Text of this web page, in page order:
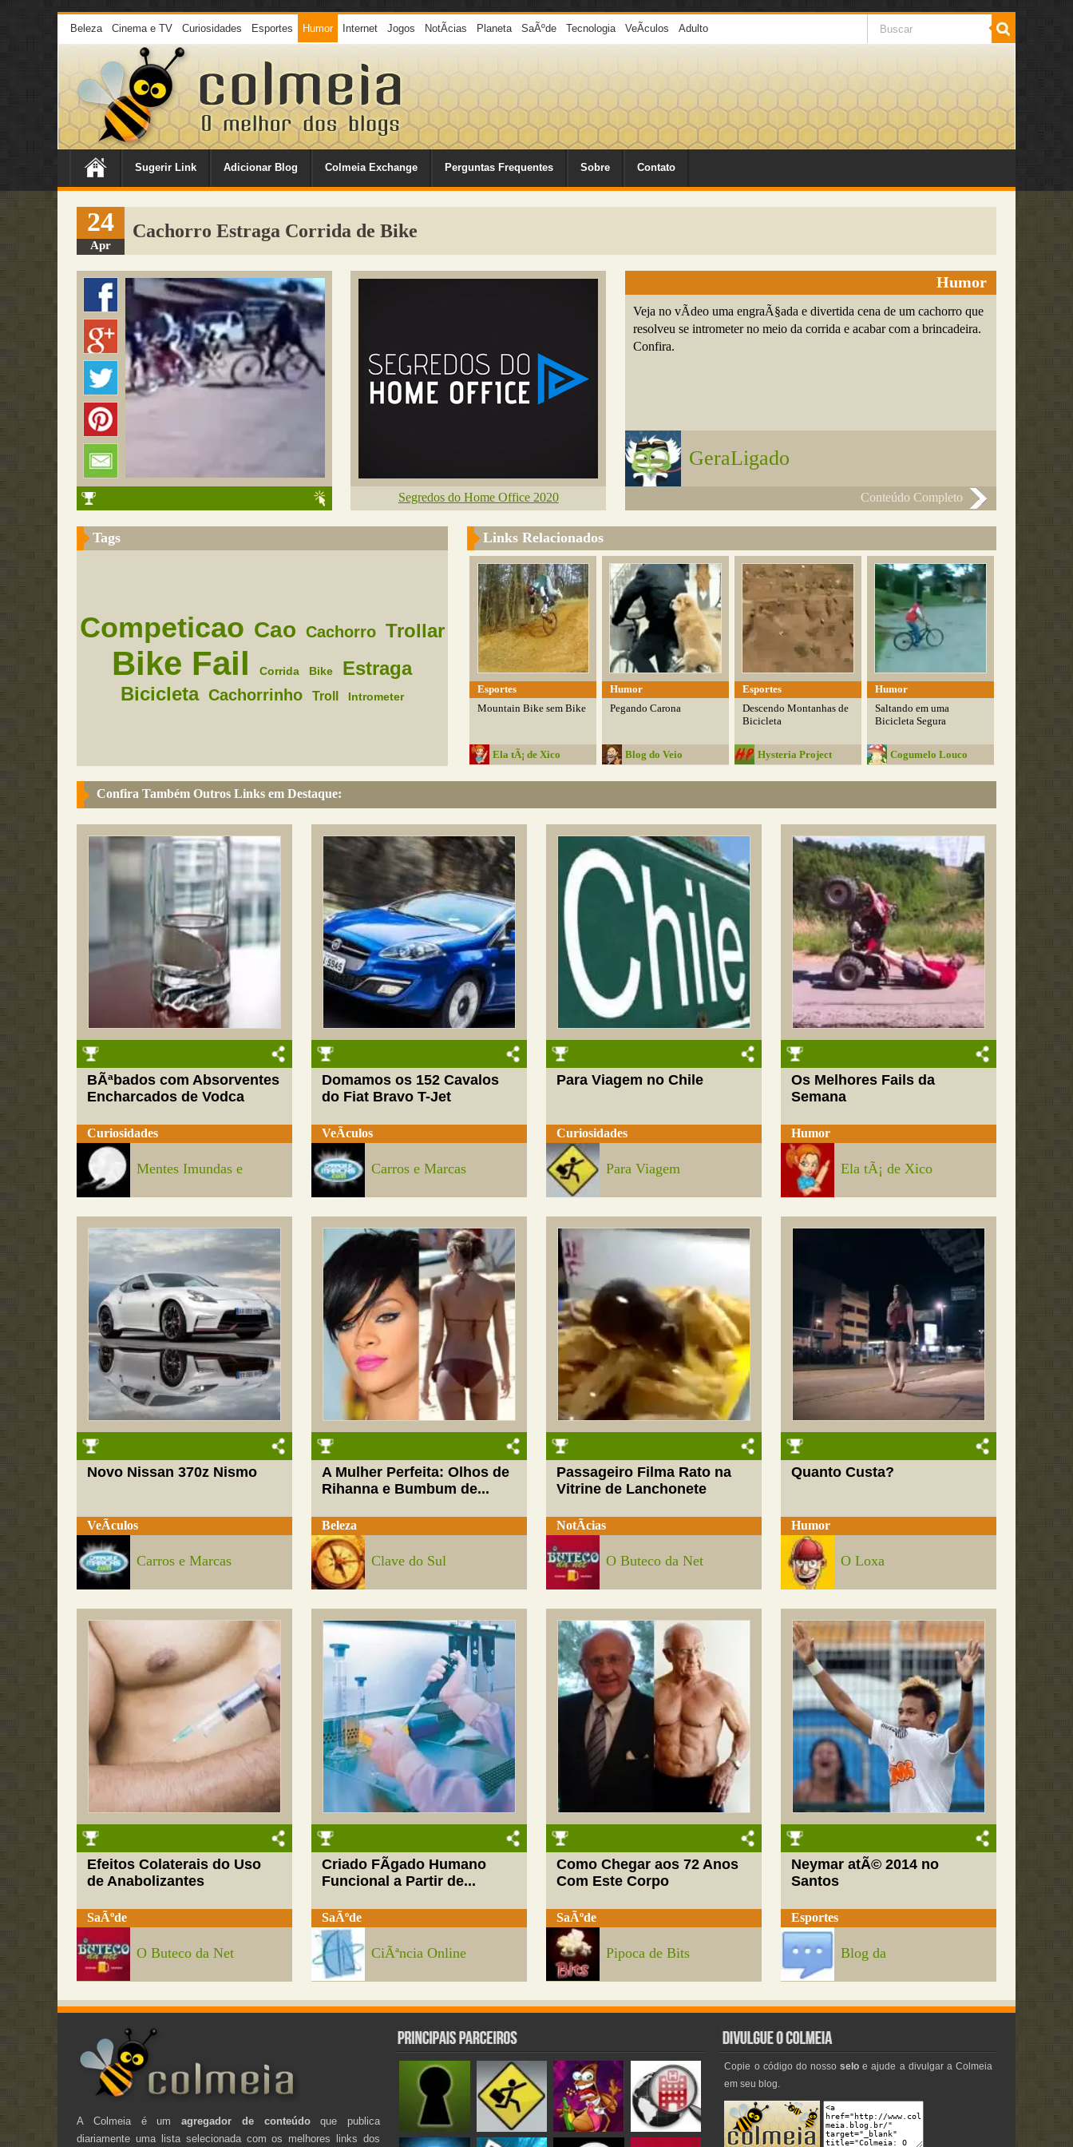
Beleza Cinema e TV Curiosidades Esportes Humor Internet Jogos NotÃ­cias Planeta SaÃºde Tecnologia VeÃ­culos Adulto
Sugerir Link Adicionar Blog Colmeia Exchange Perguntas Frequentes Sobre Contato
24
Apr
Cachorro Estraga Corrida de Bike
Segredos do Home Office 2020
Humor
Veja no vÃ­deo uma engraÃ§ada e divertida cena de um cachorro que
resolveu se intrometer no meio da corrida e acabar com a brincadeira.
Confira.
GeraLigado
Conteúdo Completo
Tags
Competicao Cao Cachorro Trollar
Bike Fail Corrida Bike
Estraga
Bicicleta Cachorrinho Troll Intrometer
Links Relacionados
Esportes
Mountain Bike sem Bike
Ela tÃ¡ de Xico
Humor
Pegando Carona
Blog do Veio
Esportes
Descendo Montanhas de
Bicicleta
Hysteria Project
Humor
Saltando em uma
Bicicleta Segura
Cogumelo Louco
Confira Também Outros Links em Destaque:
BÃªbados com Absorventes
Encharcados de Vodca
Curiosidades
Mentes Imundas e
Domamos os 152 Cavalos
do Fiat Bravo T-Jet
VeÃ­culos
Carros e Marcas
Para Viagem no Chile
Curiosidades
Para Viagem
Os Melhores Fails da
Semana
Humor
Ela tÃ¡ de Xico
Novo Nissan 370z Nismo
VeÃ­culos
Carros e Marcas
A Mulher Perfeita: Olhos de
Rihanna e Bumbum de...
Beleza
Clave do Sul
Passageiro Filma Rato na
Vitrine de Lanchonete
NotÃ­cias
O Buteco da Net
Quanto Custa?
Humor
O Loxa
Efeitos Colaterais do Uso
de Anabolizantes
SaÃºde
O Buteco da Net
Criado FÃ­gado Humano
Funcional a Partir de...
SaÃºde
CiÃªncia Online
Como Chegar aos 72 Anos
Com Este Corpo
SaÃºde
Pipoca de Bits
Neymar atÃ© 2014 no
Santos
Esportes
Blog da
A Colmeia é umagregador de conteúdoque publica
diariamente uma lista selecionada com os melhores links dos
Copie o código do nossoselo e ajude a divulgar a Colmeia
em seu blog.